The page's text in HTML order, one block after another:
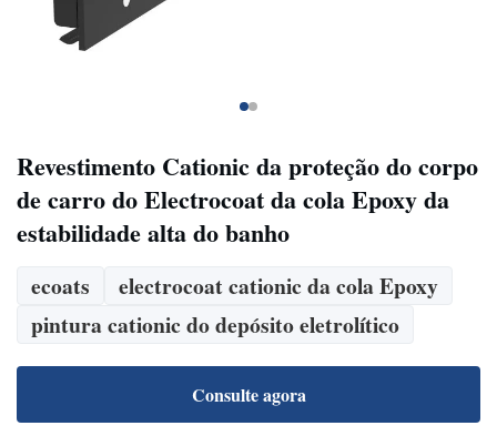
Revestimento Cationic da proteção do corpo
de carro do Electrocoat da cola Epoxy da
estabilidade alta do banho
ecoats
electrocoat cationic da cola Epoxy
pintura cationic do depósito eletrolítico
Consulte agora